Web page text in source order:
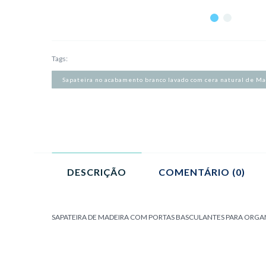
Tags:
Sapateira no acabamento branco lavado com cera natural de
DESCRIÇÃO COMENTÁRIO (0)
SAPATEIRA DE MADEIRA COM PORTAS BASCULANTES PARA